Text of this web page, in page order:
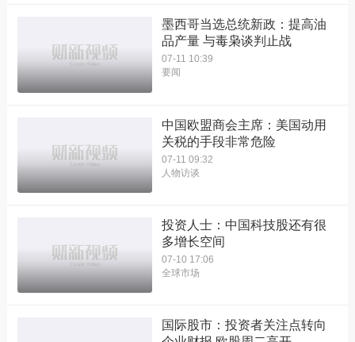
墨西哥当选总统新政：提高油
品产量 与毒枭谈判止战
07-11 10:39
要闻
中国欧盟商会主席：美国动用
关税的手段非常危险
07-11 09:32
人物访谈
投资人士：中国科技股还有很
多增长空间
07-10 17:06
全球市场
国际股市：投资者关注点转向